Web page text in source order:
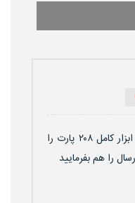
سلام وعرض ادب قیمت جعبه ابزار کامل ۲۰۸ پارت را
را هم بفرمایید